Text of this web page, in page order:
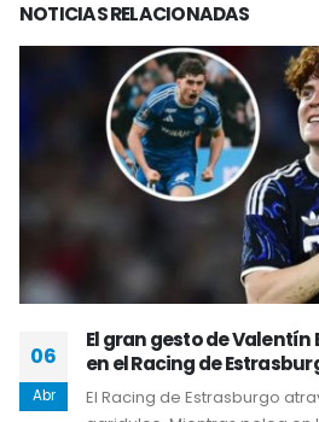
NOTICIASRELACIONADAS
06
Abr
El gran gesto de
en el Racing de
El Racing de Estrasburgo